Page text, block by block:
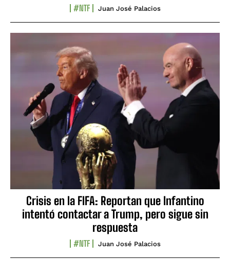
#NTF Juan José Palacios
Crisis en la FIFA: Reportan que Infantino
intentó contactar a Trump, pero sigue sin
respuesta
#NTF Juan José Palacios